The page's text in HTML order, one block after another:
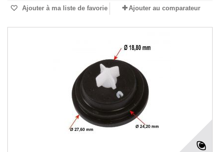
Ajouter à ma liste de favorie Ajouter au comparateur